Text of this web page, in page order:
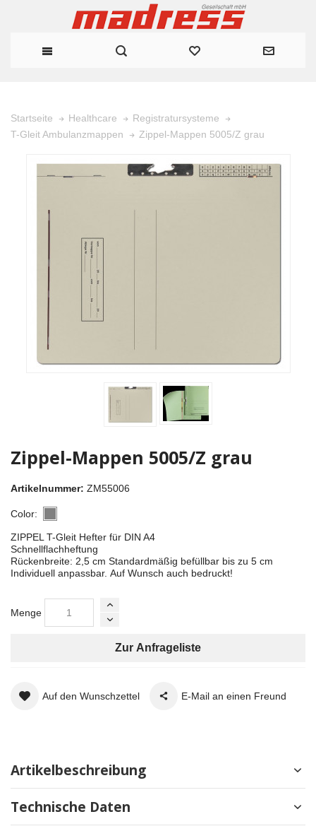
Startseite Healthcare
Registratursysteme
T-Gleit Ambulanzmappen
Zippel-Mappen 5005/Z grau
Zippel-Mappen 5005/Z grau
Artikelnummer: ZM55006
Color:
ZIPPEL T-Gleit Hefter für DIN A4
Schnellflachheftung
Rückenbreite: 2,5 cm Standardmäßig befüllbar bis zu 5 cm
Individuell anpassbar. Auf Wunsch auch bedruckt!
Menge
Zur Anfrageliste
Auf den Wunschzettel E-Mail an einen Freund
Artikelbeschreibung
Technische Daten